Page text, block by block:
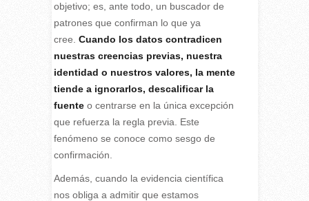
objetivo; es, ante todo, un buscador de
patrones que confirman lo que ya
cree. Cuando los datos contradicen
nuestras creencias previas, nuestra
identidad o nuestros valores, la mente
tiende a ignorarlos, descalificar la
fuente o centrarse en la única excepción
que refuerza la regla previa. Este
fenómeno se conoce como sesgo de
confirmación.
Además, cuando la evidencia científica
nos obliga a admitir que estamos